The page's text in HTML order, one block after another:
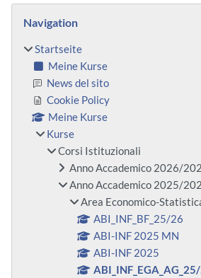
Blöcke
Navigation
Startseite
Meine Kurse
News del sito
Cookie Policy
Meine Kurse
Kurse
Corsi Istituzionali
Anno Accademico 2026/
Anno Accademico 2025/
Area Economico-
ABI_INF_BF_25/26
ABI-INF 2025 MN
ABI-INF 2025